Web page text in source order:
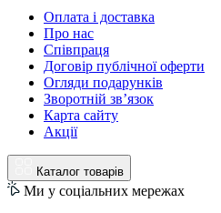
Оплата і доставка
Про нас
Співпраця
Договір публічної оферти
Огляди подарунків
Зворотній зв’язок
Карта сайту
Акції
Каталог товарів
Ми у соціальних мережах